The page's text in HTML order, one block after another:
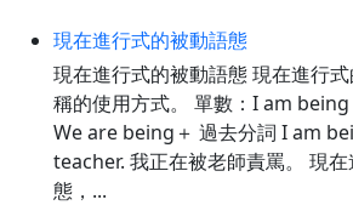
現在進行式的被動語態
現在進行式的被動語態 現在進行
稱的使用方式。 單數：I am being
We are being＋ 過去分詞 I am
teacher. 我正在被老師責罵。 現
態，...